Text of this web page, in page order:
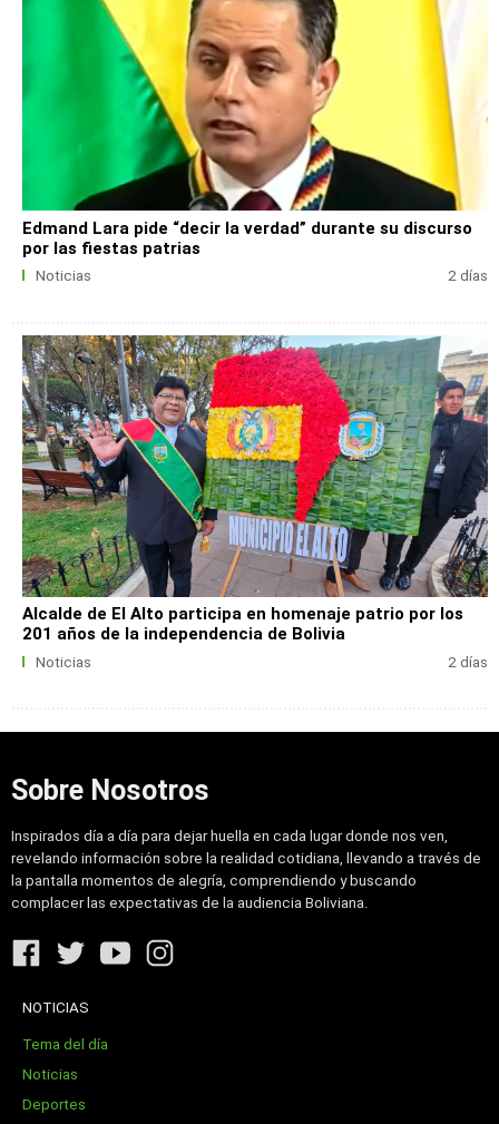
Edmand Lara pide “decir la verdad” durante su discurso
por las fiestas patrias
Noticias 2 días
Alcalde de El Alto participa en homenaje patrio por los
201 años de la independencia de Bolivia
Noticias 2 días
Sobre Nosotros
Inspirados día a día para dejar huella en cada lugar donde nos ven,
revelando información sobre la realidad cotidiana, llevando a través de
la pantalla momentos de alegría, comprendiendo y buscando
complacer las expectativas de la audiencia Boliviana.
NOTICIAS
Tema del día
Noticias
Deportes